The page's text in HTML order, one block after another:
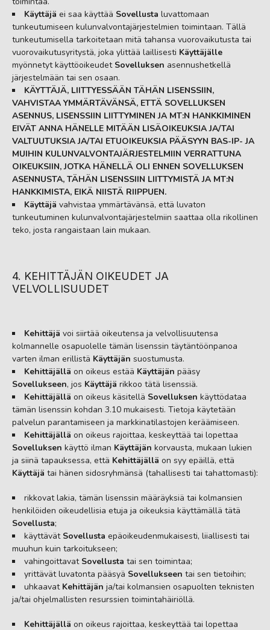
Käyttäjä ei saa käyttää Sovellusta luvattomaan
tunkeutumiseen kulunvalvontajärjestelmien toimintaan. Tällä
tunkeutumisella tarkoitetaan mitä tahansa vuorovaikutusta tai
vuorovaikutusyritystä, joka ylittää laillisesti Käyttäjälle
myönnetyt käyttöoikeudet Sovelluksen asennushetkellä
järjestelmään tai sen osaan.
KÄYTTÄJÄ, LIITTYESSÄÄN TÄHÄN LISENSSIIN,
VAHVISTAA YMMÄRTÄVÄNSÄ, ETTÄ SOVELLUKSEN
ASENNUS, LISENSSIIN LIITTYMINEN JA MT:N HANKKIMINEN
EIVÄT ANNA HÄNELLE MITÄÄN LISÄOIKEUKSIA JA/TAI
VALTUUTUKSIA JA/TAI ETUOIKEUKSIA PÄÄSYYN BAS-IP- JA
MUIHIN KULUNVALVONTAJÄRJESTELMIIN VERRATTUNA
OIKEUKSIIN, JOTKA HÄNELLÄ OLI ENNEN SOVELLUKSEN
ASENNUSTA, TÄHÄN LISENSSIIN LIITTYMISTÄ JA MT:N
HANKKIMISTA, EIKÄ NIISTÄ RIIPPUEN.
Käyttäjä vahvistaa ymmärtävänsä, että luvaton
tunkeutuminen kulunvalvontajärjestelmiin saattaa olla rikollinen
teko, josta rangaistaan lain mukaan.
4. KEHITTÄJÄN OIKEUDET JA
VELVOLLISUUDET
Kehittäjä voi siirtää oikeutensa ja velvollisuutensa
kolmannelle osapuolelle tämän lisenssin täytäntöönpanoa
varten ilman erillistä Käyttäjän suostumusta.
Kehittäjällä on oikeus estää Käyttäjän pääsy
Sovellukseen, jos Käyttäjä rikkoo tätä lisenssiä.
Kehittäjällä on oikeus käsitellä Sovelluksen käyttödataa
tämän lisenssin kohdan 3.10 mukaisesti. Tietoja käytetään
palvelun parantamiseen ja markkinatilastojen keräämiseen.
Kehittäjällä on oikeus rajoittaa, keskeyttää tai lopettaa
Sovelluksen käyttö ilman Käyttäjän korvausta, mukaan lukien
ja siinä tapauksessa, että Kehittäjällä on syy epäillä, että
Käyttäjä tai hänen sidosryhmänsä (tahallisesti tai tahattomasti):
rikkovat lakia, tämän lisenssin määräyksiä tai kolmansien
henkilöiden oikeudellisia etuja ja oikeuksia käyttämällä tätä
Sovellusta;
käyttävät Sovellusta epäoikeudenmukaisesti, liiallisesti tai
muuhun kuin tarkoitukseen;
vahingoittavat Sovellusta tai sen toimintaa;
yrittävät luvatonta pääsyä Sovellukseen tai sen tietoihin;
uhkaavat Kehittäjän ja/tai kolmansien osapuolten teknisten
ja/tai ohjelmallisten resurssien toimintahäiriöllä.
Kehittäjällä on oikeus rajoittaa, keskeyttää tai lopettaa